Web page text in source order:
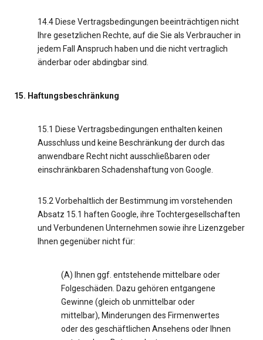
14.4 Diese Vertragsbedingungen beeinträchtigen nicht
Ihre gesetzlichen Rechte, auf die Sie als Verbraucher in
jedem Fall Anspruch haben und die nicht vertraglich
änderbar oder abdingbar sind.
15. Haftungsbeschränkung
15.1 Diese Vertragsbedingungen enthalten keinen
Ausschluss und keine Beschränkung der durch das
anwendbare Recht nicht ausschließbaren oder
einschränkbaren Schadenshaftung von Google.
15.2 Vorbehaltlich der Bestimmung im vorstehenden
Absatz 15.1 haften Google, ihre Tochtergesellschaften
und Verbundenen Unternehmen sowie ihre Lizenzgeber
Ihnen gegenüber nicht für:
(A) Ihnen ggf. entstehende mittelbare oder
Folgeschäden. Dazu gehören entgangene
Gewinne (gleich ob unmittelbar oder
mittelbar), Minderungen des Firmenwertes
oder des geschäftlichen Ansehens oder Ihnen